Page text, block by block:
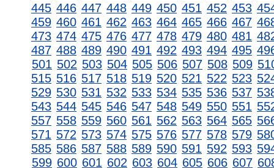
445 446 447 448 449 450 451 452 453
459 460 461 462 463 464 465 466 467
473 474 475 476 477 478 479 480 481
487 488 489 490 491 492 493 494 495
501 502 503 504 505 506 507 508 509
515 516 517 518 519 520 521 522 523
529 530 531 532 533 534 535 536 537
543 544 545 546 547 548 549 550 551
557 558 559 560 561 562 563 564 565
571 572 573 574 575 576 577 578 579
585 586 587 588 589 590 591 592 593
599 600 601 602 603 604 605 606 607